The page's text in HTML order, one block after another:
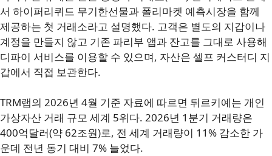
서 하이퍼리퀴드 무기한선물과 폴리마켓 예측시장을 함께
제공하는 첫 거래소라고 설명했다. 고객은 별도의 지갑이나
계정을 만들지 않고 기존 파리부 앱과 잔고를 그대로 사용해
디파이 서비스를 이용할 수 있으며, 자산은 셀프 커스터디 지
갑에서 직접 보관한다.
TRM랩의 2026년 4월 기준 자료에 따르면 튀르키예는 개인
가상자산 거래 규모 세계 5위다. 2026년 1분기 거래량은
400억달러(약 62조원)로, 전 세계 거래량이 11% 감소한 가
운데 전년 동기 대비 7% 늘었다.